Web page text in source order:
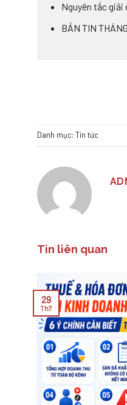
Nguyên tắc
BẢN TIN
Danh mục: Tin tức
Tin liên quan
29
Th7